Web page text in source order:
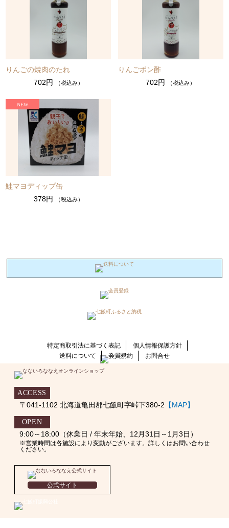
りんごの焼肉のたれ
702円
（税込み）
りんごポン酢
702円
（税込み）
鮭マヨディップ缶
378円
（税込み）
特定商取引法に基づく表記
個人情報保護方針
送料について
会員規約 お問合せ
ACCESS
〒041-1102 北海道亀田郡七飯町字峠下380-2 【MAP】
OPEN
9:00～18:00（休業日 / 年末年始、12月31日～1月3日）
※営業時間は各施設により変動がございます。詳しくはお問い合わせ
ください。
公式サイト